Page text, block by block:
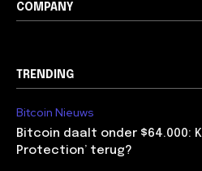
COMPANY
TRENDING
Bitcoin Nieuws
Bitcoin daalt onder $64.000:
Protection’ terug?